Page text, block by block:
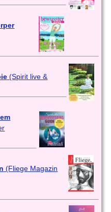
(Spirit live &
(Fliege Magazin